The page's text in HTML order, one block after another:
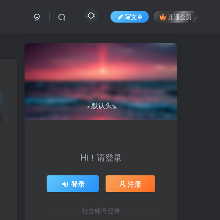
写文章 开通会员
Hi！请登录
登录 注册
社交账号登录